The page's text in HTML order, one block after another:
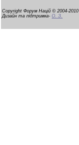
Copyright Форум Націй © 2004-2010
Дизайн та підтримка- О. З.